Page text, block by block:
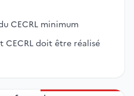
CECRL minimum
doit être réalisé